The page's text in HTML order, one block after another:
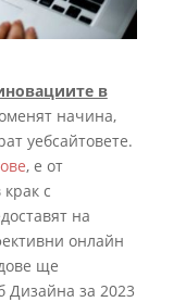
в
начина,
уебсайтовете.
, е от
с
на
онлайн
ще
Дизайна за 2023